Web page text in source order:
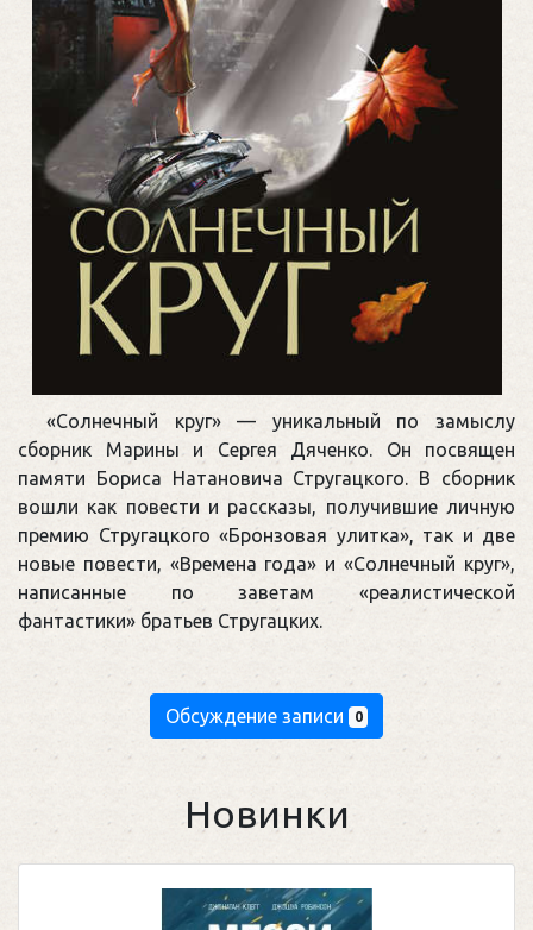
«Солнечный круг» — уникальный по замыслу
сборник Марины и Сергея Дяченко. Он посвящен
памяти Бориса Натановича Стругацкого. В сборник
вошли как повести и рассказы, получившие личную
премию Стругацкого «Бронзовая улитка», так и две
новые повести, «Времена года» и «Солнечный круг»,
написанные по заветам «реалистической
фантастики» братьев Стругацких.
Обсуждение записи 0
Новинки